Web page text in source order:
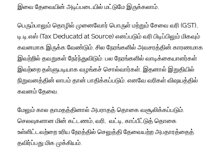
இவை தேவையின் அடிப்படையில் மட்டுமே இருக்கலாம்
பெரும்பாலும் தொழில் முனைவோர் பொருள் மற்றும் சேவை வரி (GST),
டி டி எஸ் (Tax Deducatd at Source) எனப்படும் வரி பிடிப்பிலும் மிகவும்
கவனமாக இருக்க வேண்டும் சில நேரங்களில் அவசரத்தின் காரணமாக
இவற்றில் தவறுகள் நேர்ந்துவிடும் பல நேரங்களில் வாடிக்கையாளர்கள்
இவற்றை தள்ளுபடியாக வழங்கச் சொல்வார்கள் இதனால் இறுதியில்
நிறுவனத்தின் லாபம் தான் பாதிக்கப்படும் எனவே வரிகள் விஷயத்தில்
கவனம் தேவை
மேலும் கால தாமதத்தினால் அபராதத் தொகை வசூலிக்கப்படும்
செலவுகளான மின் கட்டணம் வரி வட்டி காப்பீட்டுத் தொகை
உள்ளிட்டவற்றை உரிய நேரத்தில் செலுத்தி தேவையற்ற அபதாரத்தைத்
தவிர்ப்பது மிக முக்கியம்